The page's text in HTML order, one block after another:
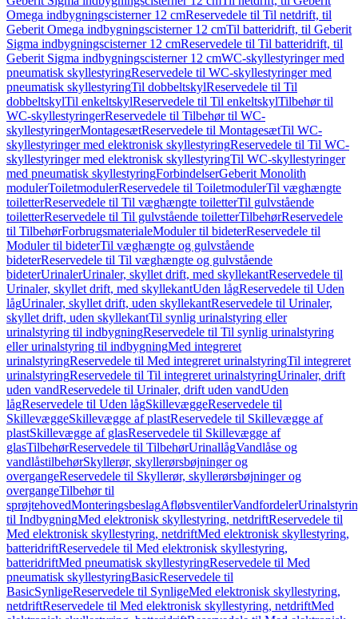
Omega indbygningscisterner 12 cmReservedele til Til netdrift, til
Geberit Omega indbygningscisterner 12 cmTil batteridrift, til Geberit
Sigma indbygningscisterner 12 cmReservedele til Til batteridrift, til
Geberit Sigma indbygningscisterner 12 cmWC-skyllestyringer med
pneumatisk skyllestyringReservedele til WC-skyllestyringer med
pneumatisk skyllestyringTil dobbeltskylReservedele til Til
dobbeltskylTil enkeltskylReservedele til Til enkeltskylTilbehør til
WC-skyllestyringerReservedele til Tilbehør til WC-
skyllestyringerMontagesætReservedele til MontagesætTil WC-
skyllestyringer med elektronisk skyllestyringReservedele til Til WC-
skyllestyringer med elektronisk skyllestyringTil WC-skyllestyringer
med pneumatisk skyllestyringForbindelserGeberit Monolith
modulerToiletmodulerReservedele til ToiletmodulerTil væghængte
toiletterReservedele til Til væghængte toiletterTil gulvstående
toiletterReservedele til Til gulvstående toiletterTilbehørReservedele
til TilbehørForbrugsmaterialeModuler til bideterReservedele til
Moduler til bideterTil væghængte og gulvstående
bideterReservedele til Til væghængte og gulvstående
bideterUrinalerUrinaler, skyllet drift, med skyllekantReservedele til
Urinaler, skyllet drift, med skyllekantUden lågReservedele til Uden
lågUrinaler, skyllet drift, uden skyllekantReservedele til Urinaler,
skyllet drift, uden skyllekantTil synlig urinalstyring eller
urinalstyring til indbygningReservedele til Til synlig urinalstyring
eller urinalstyring til indbygningMed integreret
urinalstyringReservedele til Med integreret urinalstyringTil integreret
urinalstyringReservedele til Til integreret urinalstyringUrinaler, drift
uden vandReservedele til Urinaler, drift uden vandUden
lågReservedele til Uden lågSkillevæggeReservedele til
SkillevæggeSkillevægge af plastReservedele til Skillevægge af
plastSkillevægge af glasReservedele til Skillevægge af
glasTilbehørReservedele til TilbehørUrinallågVandlåse og
vandlåstilbehørSkyllerør, skyllerørsbøjninger og
overgangeReservedele til Skyllerør, skyllerørsbøjninger og
overgangeTilbehør til
sprøjtehovedMonteringsbeslagAfløbsventilerVandfordeler
til IndbygningMed elektronisk skyllestyring, netdriftReservedele til
Med elektronisk skyllestyring, netdriftMed elektronisk skyllestyring,
batteridriftReservedele til Med elektronisk skyllestyring,
batteridriftMed pneumatisk skyllestyringReservedele til Med
pneumatisk skyllestyringBasicReservedele til
BasicSynligeReservedele til SynligeMed elektronisk skyllestyring,
netdriftReservedele til Med elektronisk skyllestyring, netdriftMed